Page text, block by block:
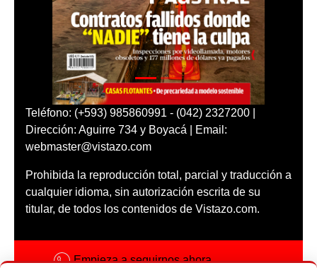
Teléfono: (+593) 985860991 - (042) 2327200 |
Dirección: Aguirre 734 y Boyacá | Email:
webmaster@vistazo.com
Prohibida la reproducción total, parcial y traducción a
cualquier idioma, sin autorización escrita de su
titular, de todos los contenidos de Vistazo.com.
Empieza a seguirnos ahora